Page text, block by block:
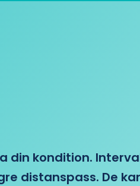
kondition.
distanspass. De